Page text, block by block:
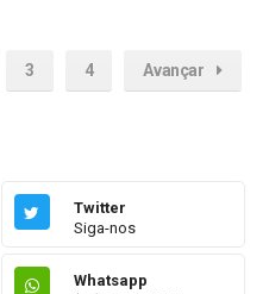
3 4 Avançar
Twitter
Siga-nos
Whatsapp